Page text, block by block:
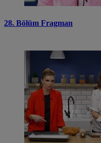
28. Bölüm Fragman